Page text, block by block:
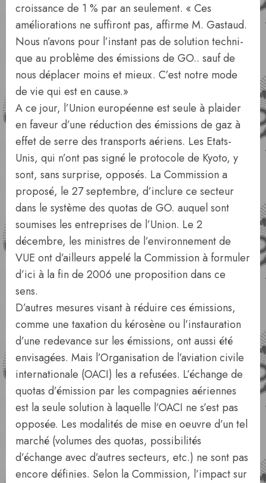
croissance de 1 % par an seulement. « Ces
améliorations ne suffi­ront pas, affirme M. Gastaud.
Nous n’avons pour l’instant pas de solution techni­
que au problème des émissions de GO.. sauf de
nous déplacer moins et mieux. C’est notre mode
de vie qui est en cause.»
A ce jour, l’Union européenne est seule à plaider
en faveur d’une réduction des émissions de gaz à
effet de serre des trans­ports aériens. Les Etats-
Unis, qui n’ont pas signé le protocole de Kyoto, y
sont, sans surprise, opposés. La Commission a
propo­sé, le 27 septembre, d’inclure ce secteur
dans le système des quotas de GO. auquel sont
soumises les entreprises de l’Union. Le 2
décembre, les ministres de l’environ­nement de
VUE ont d’ailleurs appelé la Commission à formuler
d’ici à la fin de 2006 une proposition dans ce
sens.
D’autres mesures visant à réduire ces émissions,
comme une taxation du kérosè­ne ou l’instauration
d’une redevance sur les émissions, ont aussi été
envisagées. Mais l’Organisation de l’aviation civile
internationale (OACI) les a refusées. L’échange de
quotas d’émission par les compagnies aériennes
est la seule solu­tion à laquelle l’OACI ne s’est pas
oppo­sée. Les modalités de mise en oeuvre d’un tel
marché (volumes des quotas, possibili­tés
d’échange avec d’autres secteurs, etc.) ne sont pas
encore définies. Selon la Com­mission, l’impact sur